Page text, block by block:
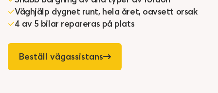
Väghjälp dygnet runt, hela året, oavsett orsak
4 av 5 bilar repareras på plats
Beställ vägassistans